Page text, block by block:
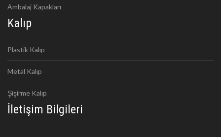
Ambalaj Kapakları
Kalıp
Plastik Kalıp
Metal Kalıp
Şişirme Kalıp
İletişim Bilgileri